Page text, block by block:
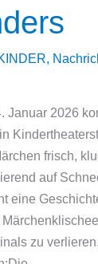
,
Januar 2026
frisch,
auf
eine
zu